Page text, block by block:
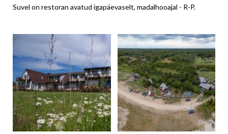
Suvel on restoran avatud igapäevaselt, madalhooajal - R-P.